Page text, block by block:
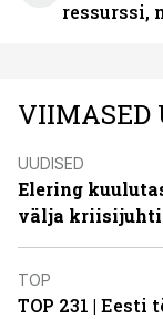
ressurssi,
VIIMASED
UUDISED
Elering
välja
TOP
TOP 231 |